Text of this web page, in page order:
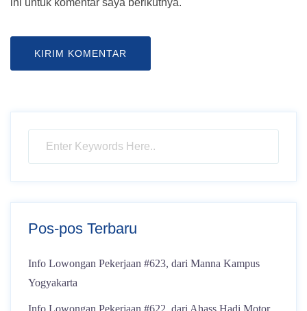
ini untuk komentar saya berikutnya.
Pos-pos Terbaru
Info Lowongan Pekerjaan #623, dari Manna Kampus
Yogyakarta
Info Lowongan Pekerjaan #622, dari Ahass Hadi Motor